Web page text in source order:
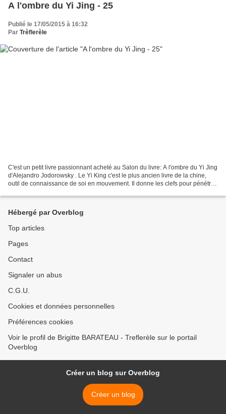
A l'ombre du Yi Jing - 25
Publié le 17/05/2015 à 16:32
Par Trèflerèle
C'est un petit livre passionnant acheté au Salon du livre: A l'ombre du Yi Jing
d'Alejandro Jodorowsky . Le Yi King c'est le plus ancien livre de la chine,
outil de connaissance de soi en mouvement. Il donne les clefs pour pénétrer
Hébergé par Overblog
Top articles
Pages
Contact
Signaler un abus
C.G.U.
Cookies et données personnelles
Préférences cookies
Voir le profil de Brigitte BARATEAU - Treflerèle sur le portail
Overblog
Créer un blog sur Overblog
Créer un blog